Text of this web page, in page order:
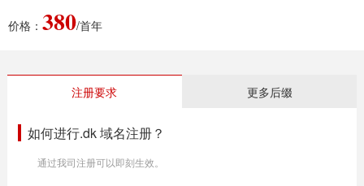
价格： 380/首年
注册要求 更多后缀
如何进行.dk 域名注册？
通过我司注册可以即刻生效。